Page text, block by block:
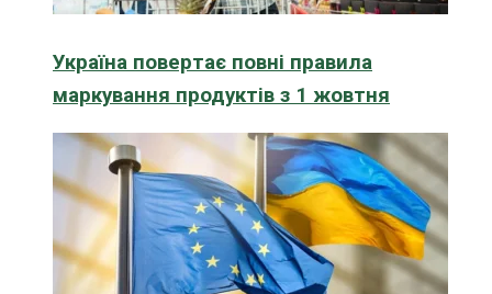
Україна повертає повні правила
маркування продуктів з 1 жовтня